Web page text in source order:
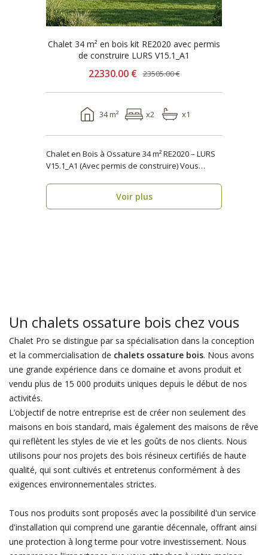
Chalet 34 m² en bois kit RE2020 avec permis
de construire LURS V15.1_A1
22330.00 € 23505.00 €
34 m² x2 x1
Chalet en Bois à Ossature 34 m² RE2020 – LURS
V15.1_A1 (Avec permis de construire) Vous
Voir plus
Un chalets ossature bois chez vous
Chalet Pro se distingue par sa spécialisation dans la conception
et la commercialisation de chalets ossature bois. Nous avons
une grande expérience dans ce domaine et avons produit et
vendu plus de 15 000 produits uniques depuis le début de nos
activités.
L’objectif de notre entreprise est de créer non seulement des
maisons en bois standard, mais également des maisons de rêve
qui reflètent les styles de vie et les goûts de nos clients. Nous
utilisons pour nos projets des bois résineux certifiés de haute
qualité, qui sont cultivés et entretenus conformément à des
exigences environnementales strictes.
Tous nos produits sont proposés avec la possibilité d'un service
d'installation qui comprend une garantie décennale, offrant ainsi
une protection à long terme pour votre investissement. Nous